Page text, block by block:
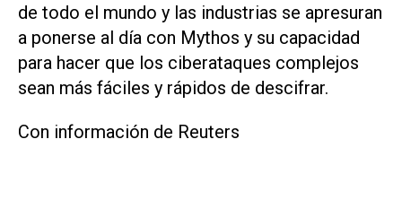
de todo el mundo y las industrias se apresuran
a ‌ponerse al ⁠día con Mythos y su capacidad
para hacer que los ciberataques ​complejos
sean más fáciles y rápidos de descifrar.
Con información de Reuters